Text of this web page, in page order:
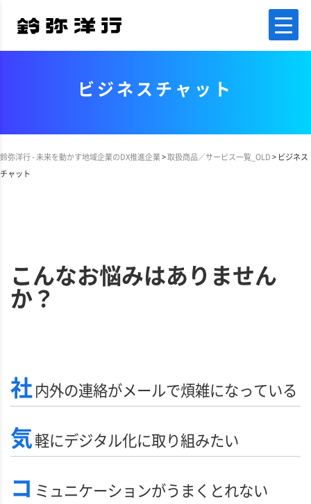
ビジネスチャット
鈴弥洋行 - 未来を動かす地域企業のDX推進企業>取扱商品／サービス一覧_OLD> ビジネス
チャット
こんなお悩みはありません
か？
社内外の連絡がメールで煩雑になっている
気軽にデジタル化に取り組みたい
コ ミュニケーションがうまくとれない